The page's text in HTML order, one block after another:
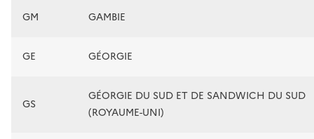
GM GAMBIE
GE GÉORGIE
GS
GÉORGIE DU SUD ET DE SANDWICH DU SUD
(ROYAUME-UNI)